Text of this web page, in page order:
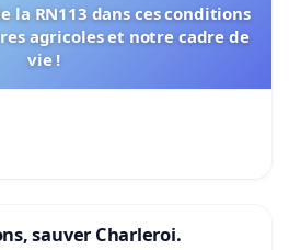
la RN113 dans ces conditions
agricoles et notre cadre de
vie !
sauver Charleroi.